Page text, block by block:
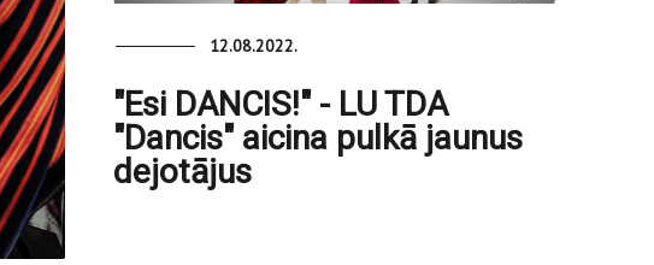
12.08.2022.
"Esi DANCIS!" - LU TDA
"Dancis" aicina pulkā jaunus
dejotājus